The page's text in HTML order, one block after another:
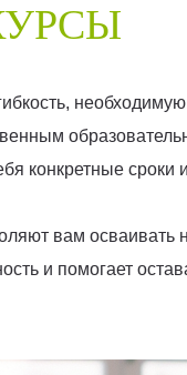
конкретные
вам
и помогает